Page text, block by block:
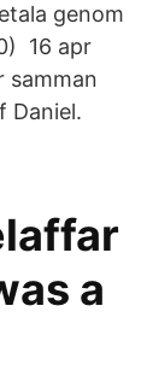
genom
16 apr
samman
Daniel.
a